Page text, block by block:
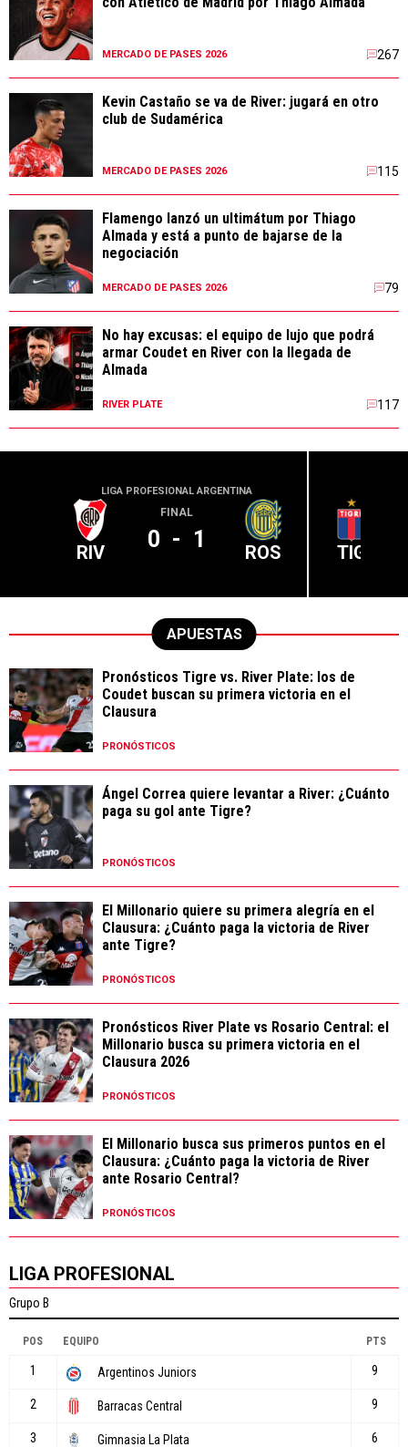
MERCADO DE PASES 2026 267
Kevin Castaño se va de River: jugará en otro
club de Sudamérica
MERCADO DE PASES 2026 115
Flamengo lanzó un ultimátum por Thiago
Almada y está a punto de bajarse de la
negociación
MERCADO DE PASES 2026 79
No hay excusas: el equipo de lujo que podrá
armar Coudet en River con la llegada de
Almada
RIVER PLATE 117
LIGA PROFESIONAL ARGENTINA
RIV
FINAL
0 - 1 ROS TIG
APUESTAS
Pronósticos Tigre vs. River Plate: los de
Coudet buscan su primera victoria en el
Clausura
PRONÓSTICOS
Ángel Correa quiere levantar a River: ¿Cuánto
paga su gol ante Tigre?
PRONÓSTICOS
El Millonario quiere su primera alegría en el
Clausura: ¿Cuánto paga la victoria de River
ante Tigre?
PRONÓSTICOS
Pronósticos River Plate vs Rosario Central: el
Millonario busca su primera victoria en el
Clausura 2026
PRONÓSTICOS
El Millonario busca sus primeros puntos en el
Clausura: ¿Cuánto paga la victoria de River
ante Rosario Central?
PRONÓSTICOS
LIGA PROFESIONAL